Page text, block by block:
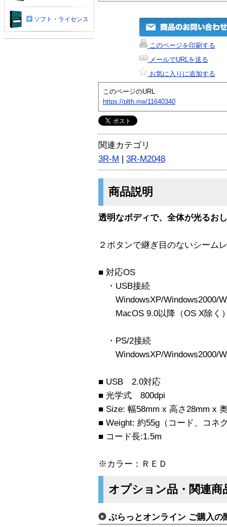
このページを印刷する
メールでURLを送る
お気に入りに追加する
このページのURL
https://plth.me/11640340
関連カテゴリ
3R-M | 3R-M2048
商品説明
透明なボディで、全体が光るお
２ボタンで継ぎ目のないシーム
■ 対応OS
・USB接続
WindowsXP/Windows2000/
MacOS 9.0以降（OS X除く
・PS/2接続
WindowsXP/Windows2000/
■ USB 2.0対応
■ 光学式 800dpi
■ Size: 幅58mm x 高さ28mm x
■ Weight: 約55g（コード、コネ
■ コード長:1.5m
※カラー：ＲＥＤ
オプション品・関連商
ぷらっとオンライン ご購入の
ソフト・ライセンス